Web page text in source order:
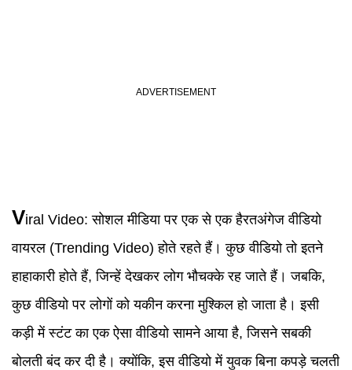
Viral Video: सोशल मीडिया पर एक से एक हैरतअंगेज वीडियो
वायरल (Trending Video) होते रहते हैं। कुछ वीडियो तो इतने
हाहाकारी होते हैं, जिन्हें देखकर लोग भौचक्के रह जाते हैं। जबकि,
कुछ वीडियो पर लोगों को यकीन करना मुश्किल हो जाता है। इसी
कड़ी में स्टंट का एक ऐसा वीडियो सामने आया है, जिसने सबकी
बोलती बंद कर दी है। क्योंकि, इस वीडियो में युवक बिना कपड़े चलती